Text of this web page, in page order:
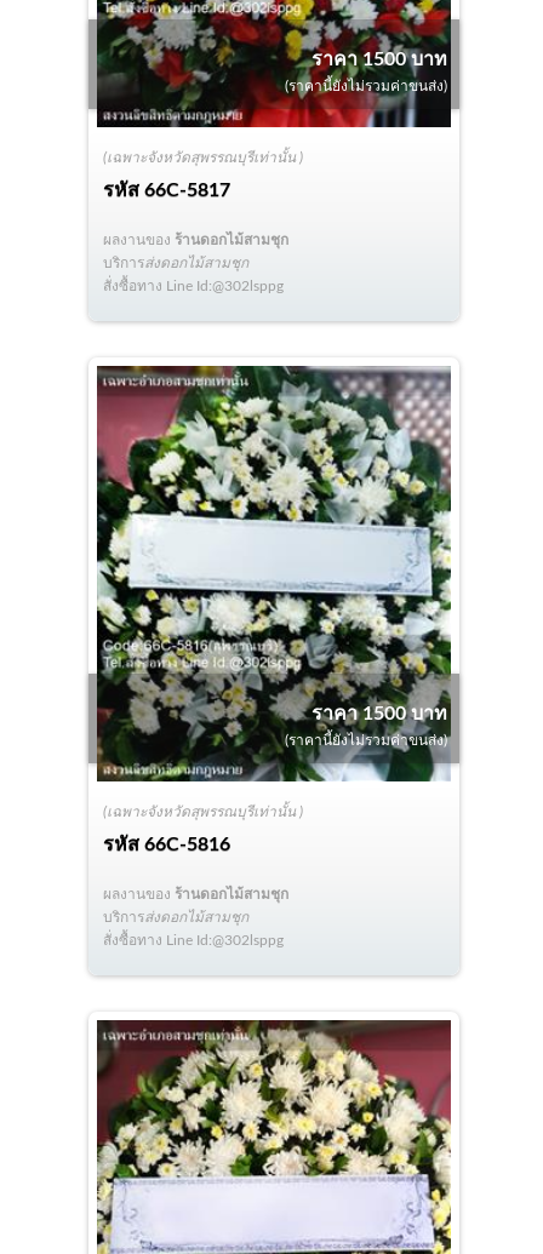
(เฉพาะจังหวัดสุพรรณบุรีเท่านั้น )
รหัส66C-5817
ราคา 1500 บาท
(ราคานี้ยังไม่รวมค่าขนส่ง)
ผลงานของ ร้านดอกไม้สามชุก
บริการส่งดอกไม้สามชุก
สั่งซื้อทาง Line Id:@302lsppg
(เฉพาะจังหวัดสุพรรณบุรีเท่านั้น )
รหัส66C-5816
ราคา 1500 บาท
(ราคานี้ยังไม่รวมค่าขนส่ง)
ผลงานของ ร้านดอกไม้สามชุก
บริการส่งดอกไม้สามชุก
สั่งซื้อทาง Line Id:@302lsppg